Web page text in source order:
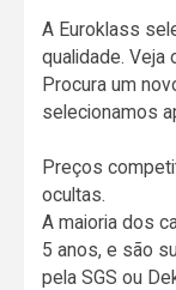
A Euroklass
qualidade. Veja
Procura um
selecionamos
Preços
ocultas.
A maioria dos
5 anos, e são
pela SGS ou